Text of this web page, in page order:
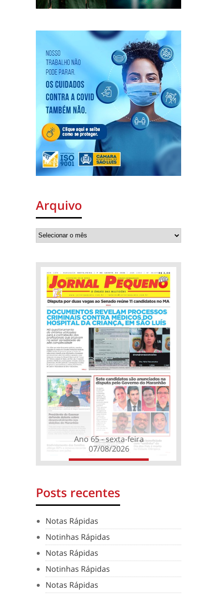
Arquivo
Ano 65 - sexta-feira
07/08/2026
Posts recentes
Notas Rápidas
Notinhas Rápidas
Notas Rápidas
Notinhas Rápidas
Notas Rápidas